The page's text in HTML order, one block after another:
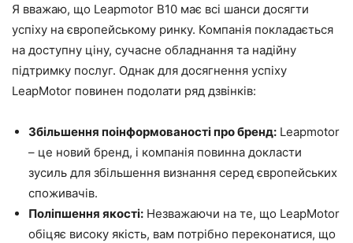
Я вважаю, що Leapmotor B10 має всі шанси досягти
успіху на європейському ринку. Компанія покладається
на доступну ціну, сучасне обладнання та надійну
підтримку послуг. Однак для досягнення успіху
LeapMotor повинен подолати ряд дзвінків:
Збільшення поінформованості про бренд: Leapmotor
– це новий бренд, і компанія повинна докласти
зусиль для збільшення визнання серед європейських
споживачів.
Поліпшення якості: Незважаючи на те, що LeapMotor
обіцяє високу якість, вам потрібно переконатися, що